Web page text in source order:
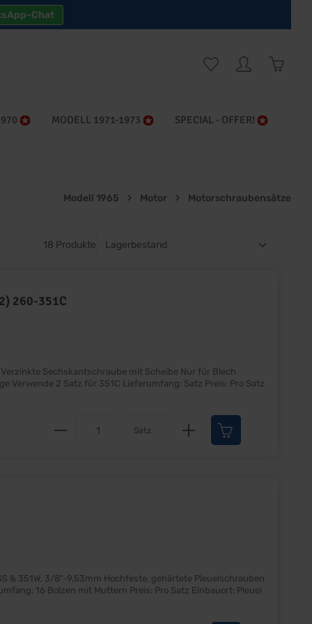
Chat
MODELL 1971-1973 SPECIAL - OFFER!
Modell 1965 Motor Motorschraubensätze
18 Produkte
260-351C
Produkt Anzahl: Gib den
Satz
gehärtete Pleuelschrauben